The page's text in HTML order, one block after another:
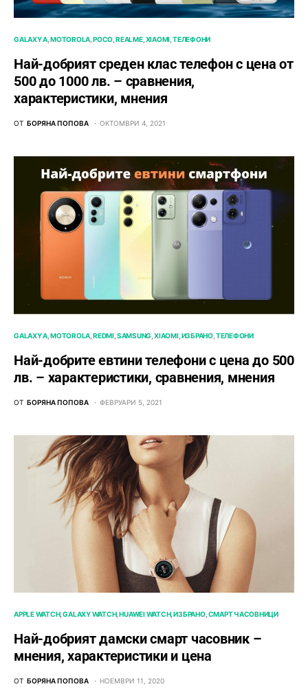
GALAXY A MOTOROLA POCO REALME XIAOMI ТЕЛЕФОНИ
Най-добрият среден клас телефон с цена от
500 до 1000 лв. – сравнения,
характеристики, мнения
ОТ БОРЯНА ПОПОВА ОКТОМВРИ 4, 2021
GALAXY A MOTOROLA REDMI SAMSUNG XIAOMI ИЗБРАНО ТЕЛЕФОНИ
Най-добрите евтини телефони с ценa до 500
лв. – характeристики, сравнения, мнения
ОТ БОРЯНА ПОПОВА ФЕВРУАРИ 5, 2021
APPLE WATCH GALAXY WATCH HUAWEI WATCH ИЗБРАНО СМАРТ ЧАСОВНИЦИ
Най-добрият дамски смарт часовник –
мнения, характеристики и цена
ОТ БОРЯНА ПОПОВА НОЕМВРИ 11, 2020